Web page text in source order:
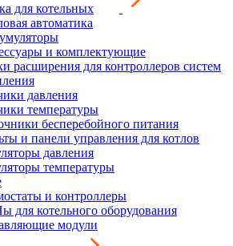
для котельных
автоматика
и комплектующие
расширения для контроллеров систем
давления
температуры
бесперебойного питания
и панели управления для котлов
давления
температуры
и контроллеры
для котельного оборудования
модули